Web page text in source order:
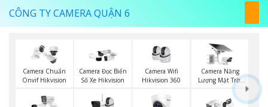
CÔNG TY CAMERA QUẬN 6
Camera Chuẩn
Onvif Hikvision
Camera Đọc Biển
Số Xe Hikvision
Camera Wifi
Hikvision 360
Camera Năng
Lượng Mặt Trời
Hikvision